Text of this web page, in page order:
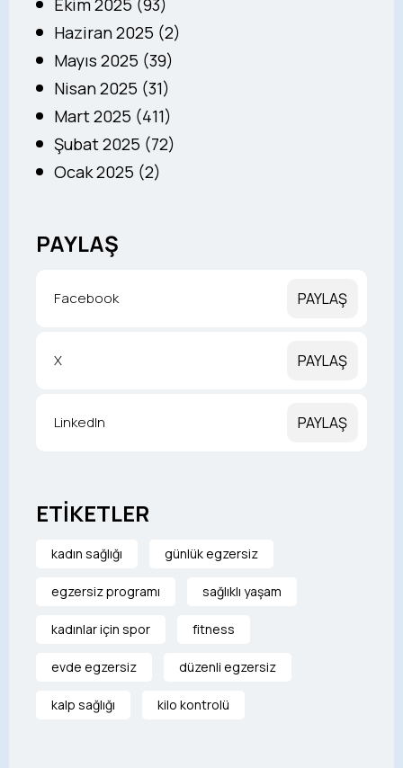
Ekim 2025 (93)
Haziran 2025 (2)
Mayıs 2025 (39)
Nisan 2025 (31)
Mart 2025 (411)
Şubat 2025 (72)
Ocak 2025 (2)
PAYLAŞ
Facebook PAYLAŞ
X PAYLAŞ
LinkedIn PAYLAŞ
ETİKETLER
kadın sağlığı günlük egzersiz
egzersiz programı sağlıklı yaşam
kadınlar için spor fitness
evde egzersiz düzenli egzersiz
kalp sağlığı kilo kontrolü